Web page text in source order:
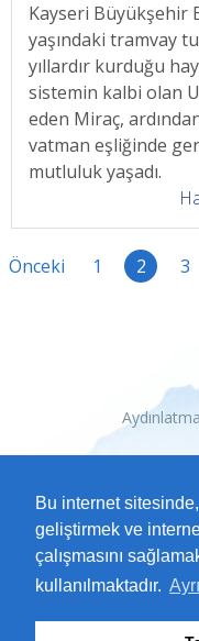
Bu internet
geliştirmek ve
çalışmasını
kullanılmaktadır.
Kayseri Büyükşehir
yaşındaki tramvay
yıllardır kurduğu
sistemin kalbi olan
eden Miraç,
vatman eşliğinde
mutluluk yaşadı.
Önceki 1 2 3